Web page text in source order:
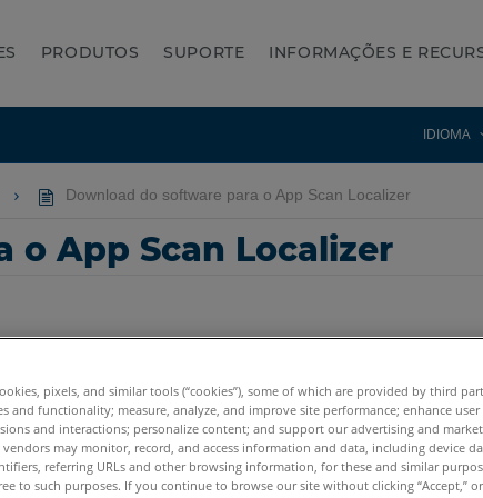
PRODUTOS SUPORTE INFORMAÇÕES E
IDIOMA
Download do software para o App Scan Localizer
o App Scan Localizer
Focus3D X Focus3D X HDR Focus3D S
pixels, and similar tools (“cookies”), some of which are provided by third
and functionality; measure, analyze, and improve site performance; enhance user
and interactions; personalize content; and support our advertising and
may monitor, record, and access information and data, including device
referring URLs and other browsing information, for these and similar
to such purposes. If you continue to browse our site without clicking “Accept,”